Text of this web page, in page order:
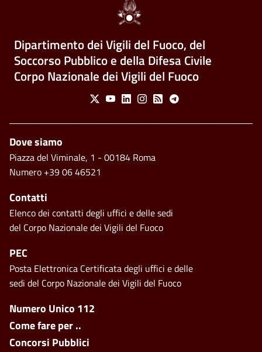
Dipartimento dei Vigili del Fuoco, del
Soccorso Pubblico e della Difesa Civile
Corpo Nazionale dei Vigili del Fuoco
Social Menu
X YoutubeLinkedinInstagram
Feed Telegram
Footer side menu
Numero Unico 112
Come fare per ..
Concorsi Pubblici
Piè di pagina
Dove siamo
Piazza del Viminale, 1 - 00184 Roma
Numero +39 06 46521
Contatti
Elenco dei contatti degli uffici e delle sedi
del Corpo Nazionale dei Vigili del Fuoco
PEC
Posta Elettronica Certificata degli uffici e delle
sedi del Corpo Nazionale dei Vigili del Fuoco